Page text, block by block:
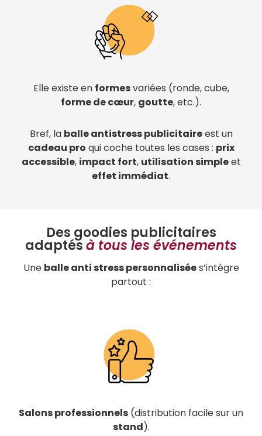
Elle existe en formesvariées (ronde, cube,
forme de cœur, goutte, etc.).
Bref, la balle antistress publicitaireest un
cadeau pro qui coche toutes les cases : prix
accessible, impact fort, utilisation simpleet
effet immédiat.
Des goodies publicitaires
adaptésà tous les événements
Une balle anti stress personnalisées’intègre
partout :
Salons professionnels (distribution facile sur un
stand).